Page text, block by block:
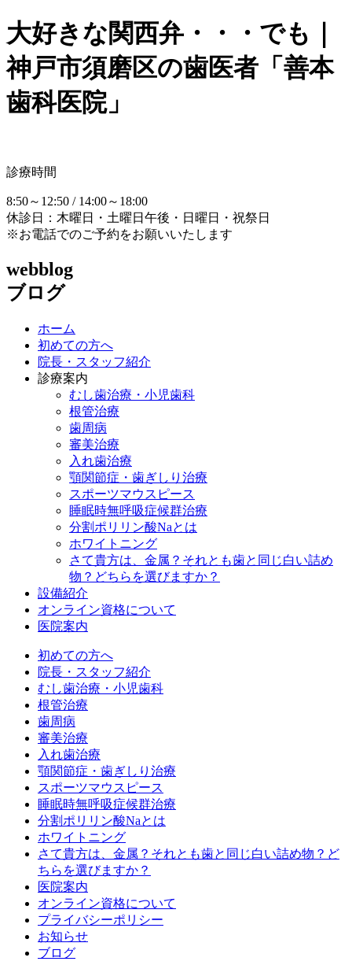
大好きな関西弁・・・でも｜
神戸市須磨区の歯医者「善本
歯科医院」
診療時間
8:50～12:50 / 14:00～18:00
休診日：木曜日・土曜日午後・日曜日・祝祭日
※お電話でのご予約をお願いいたします
webblog
ブログ
ホーム
初めての方へ
院長・スタッフ紹介
診療案内
むし歯治療・小児歯科
根管治療
歯周病
審美治療
入れ歯治療
顎関節症・歯ぎしり治療
スポーツマウスピース
睡眠時無呼吸症候群治療
分割ポリリン酸Naとは
ホワイトニング
さて貴方は、金属？それとも歯と同じ白い詰め
物？どちらを選びますか？
設備紹介
オンライン資格について
医院案内
初めての方へ
院長・スタッフ紹介
むし歯治療・小児歯科
根管治療
歯周病
審美治療
入れ歯治療
顎関節症・歯ぎしり治療
スポーツマウスピース
睡眠時無呼吸症候群治療
分割ポリリン酸Naとは
ホワイトニング
さて貴方は、金属？それとも歯と同じ白い詰め物？ど
ちらを選びますか？
医院案内
オンライン資格について
プライバシーポリシー
お知らせ
ブログ